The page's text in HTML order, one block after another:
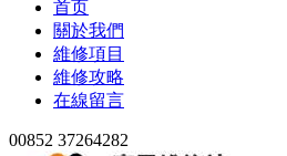
首页
關於我們
維修項目
維修攻略
在線留言
00852 37264282